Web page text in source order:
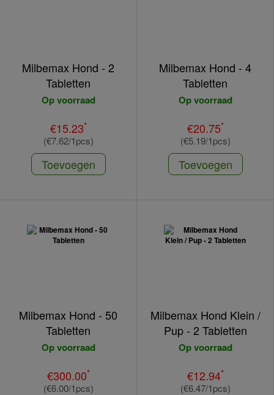
Milbemax Hond - 2
Tabletten
Op voorraad
€15.23*
(€7.62/1pcs)
Toevoegen
Milbemax Hond - 4
Tabletten
Op voorraad
€20.75*
(€5.19/1pcs)
Toevoegen
Milbemax Hond - 50
Tabletten
Op voorraad
€300.00*
(€6.00/1pcs)
Milbemax Hond Klein /
Pup - 2 Tabletten
Op voorraad
€12.94*
(€6.47/1pcs)